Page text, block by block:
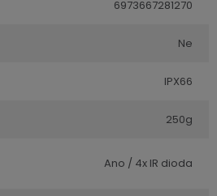
6973667281270
Ne
IPX66
250g
Ano / 4x IR dioda